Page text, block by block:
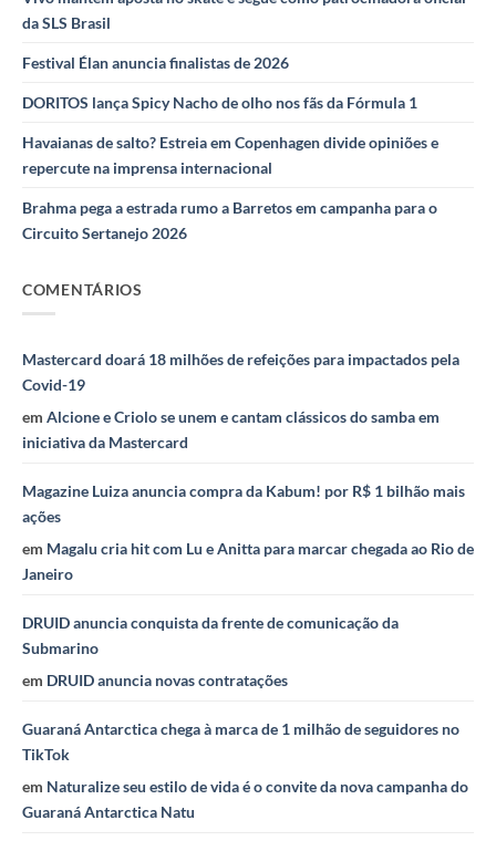
da SLS Brasil
Festival Élan anuncia finalistas de 2026
DORITOS lança Spicy Nacho de olho nos fãs da Fórmula 1
Havaianas de salto? Estreia em Copenhagen divide opiniões e
repercute na imprensa internacional
Brahma pega a estrada rumo a Barretos em campanha para o
Circuito Sertanejo 2026
COMENTÁRIOS
Mastercard doará 18 milhões de refeições para impactados pela
Covid-19
em Alcione e Criolo se unem e cantam clássicos do samba em
iniciativa da Mastercard
Magazine Luiza anuncia compra da Kabum! por R$ 1 bilhão mais
ações
em Magalu cria hit com Lu e Anitta para marcar chegada ao Rio de
Janeiro
DRUID anuncia conquista da frente de comunicação da
Submarino
em DRUID anuncia novas contratações
Guaraná Antarctica chega à marca de 1 milhão de seguidores no
TikTok
em Naturalize seu estilo de vida é o convite da nova campanha do
Guaraná Antarctica Natu